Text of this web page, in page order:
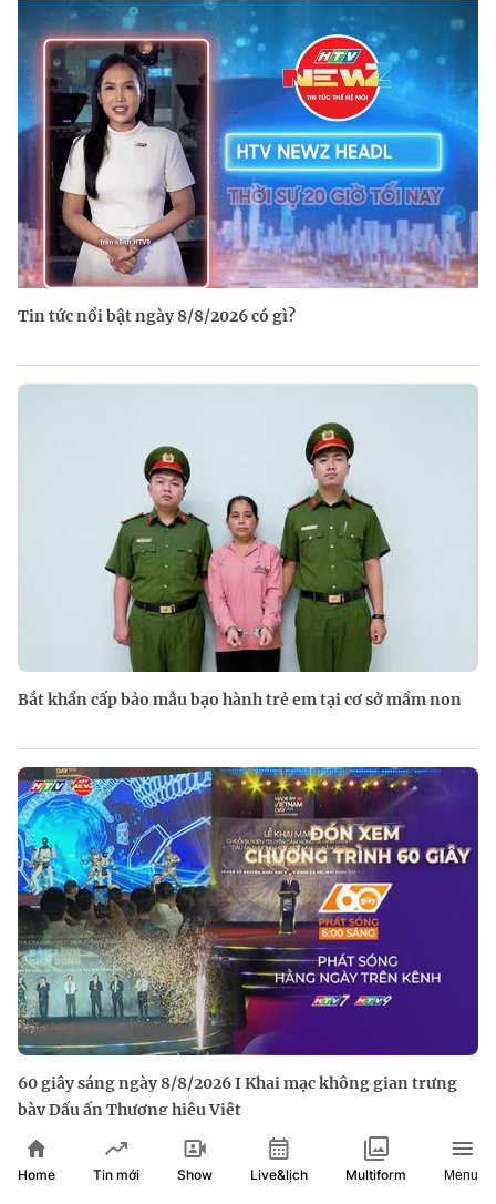
Tin tức nổi bật ngày 8/8/2026 có gì?
Bắt khẩn cấp bảo mẫu bạo hành trẻ em tại cơ sở mầm non
60 giây sáng ngày 8/8/2026 I Khai mạc không gian trưng
bày Dấu ấn Thương hiệu Việt
Home Tin mới Show Live&lịch Multiform Menu